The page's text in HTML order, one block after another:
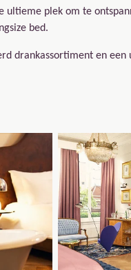
ultieme plek om te
bed.
drankassortiment en